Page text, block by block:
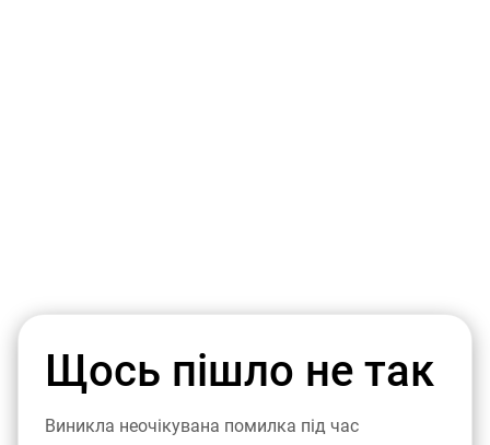
Щось пішло не так
Виникла неочікувана помилка під час